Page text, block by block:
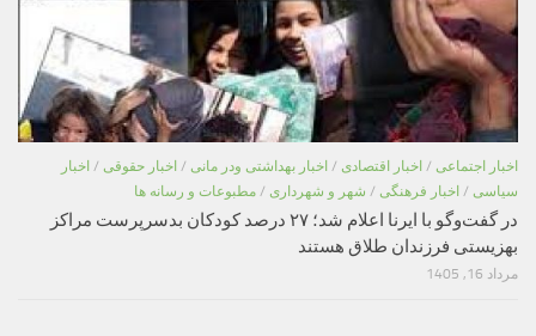
اخبار اجتماعی / اخبار اقتصادی / اخبار بهداشتی ودر مانی / اخبار حقوقی / اخبار
سیاسی / اخبار فرهنگی / شهر و شهرداری / مطبوعات و رسانه ها
در گفت‌وگو با ایرنا اعلام شد؛ ۲۷ درصد کودکان بدسرپرست مراکز
بهزیستی فرزندان طلاق هستند
مرداد 16, 1405